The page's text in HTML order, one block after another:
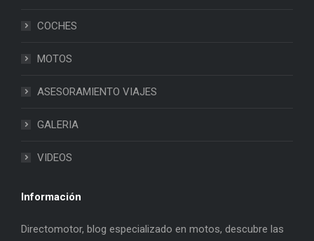
COCHES
MOTOS
ASESORAMIENTO VIAJES
GALERIA
VIDEOS
Información
Directomotor, blog especializado en motos, descubre las